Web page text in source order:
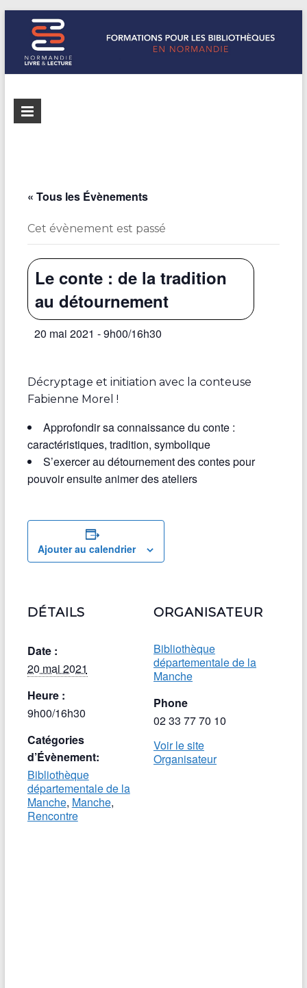
Formations
Normandie
Normandie
Livre &
bibliothèques
« Tous les Évènements
Cet évènement est passé
Le conte : de la tradition
au détournement
20 mai 2021 - 9h00/16h30
Décryptage et initiation avec la conteuse
Fabienne Morel !
Approfondir sa connaissance du conte :
caractéristiques, tradition, symbolique
S’exercer au détournement des contes pour
pouvoir ensuite animer des ateliers
Ajouter au calendrier
DÉTAILS
Date :
20 mai 2021
Heure :
9h00/16h30
Catégories
d’Évènement:
Bibliothèque
départementale de la
Manche, Manche,
Rencontre
ORGANISATEUR
Bibliothèque
départementale de la
Manche
Phone
02 33 77 70 10
Voir le site
Organisateur